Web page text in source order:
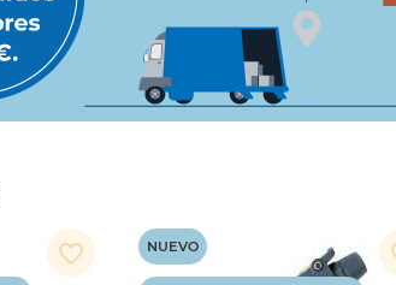
favorite_border NUEVO